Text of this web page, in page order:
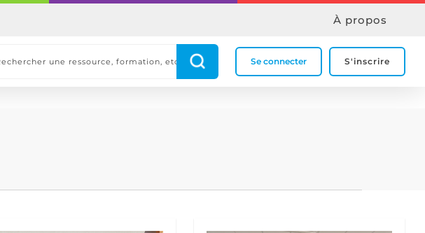
À propos
Se connecter S'inscrire